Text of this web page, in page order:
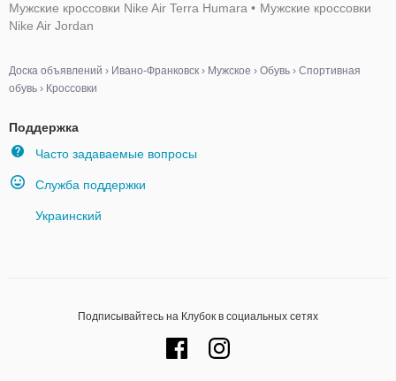
Мужские кроссовки Nike Air Terra Humara • Мужские кроссовки
Nike Air Jordan
Доска объявлений › Ивано-Франковск › Мужское › Обувь › Спортивная
обувь › Кроссовки
Поддержка
Часто задаваемые вопросы
Служба поддержки
Украинский
Подписывайтесь на Клубок в социальных сетях